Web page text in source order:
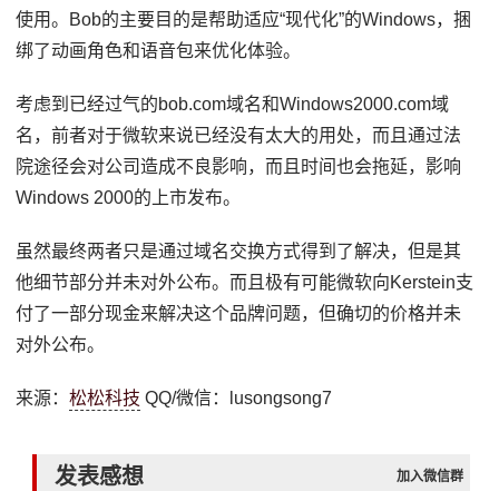
使用。Bob的主要目的是帮助适应“现代化”的Windows，捆
绑了动画角色和语音包来优化体验。
考虑到已经过气的bob.com域名和Windows2000.com域
名，前者对于微软来说已经没有太大的用处，而且通过法
院途径会对公司造成不良影响，而且时间也会拖延，影响
Windows 2000的上市发布。
虽然最终两者只是通过域名交换方式得到了解决，但是其
他细节部分并未对外公布。而且极有可能微软向Kerstein支
付了一部分现金来解决这个品牌问题，但确切的价格并未
对外公布。
来源：松松科技 QQ/微信：lusongsong7
发表感想 加入微信群